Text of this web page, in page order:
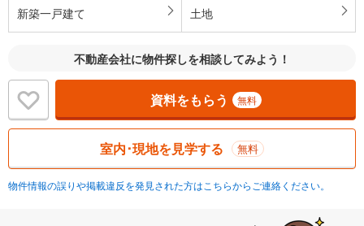
新築一戸建て 土地
不動産会社に物件探しを相談してみよう！
資料をもらう 無料
室内･現地を見学する 無料
物件情報の誤りや掲載違反を発見された方はこちらからご連絡ください。